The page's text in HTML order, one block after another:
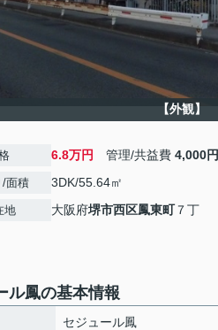
【外観】
6.8万円 管理/共益費 4,000円
/面積 3DK/55.64㎡
地 大阪府堺市西区鳳東町７丁
ル鳳の基本情報
セジュール鳳